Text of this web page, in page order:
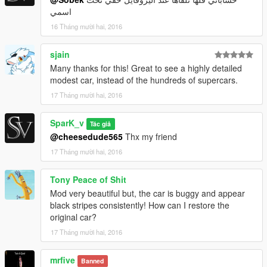
اسمي
16 Tháng mười hai, 2016
sjain
Many thanks for this! Great to see a highly detailed
modest car, instead of the hundreds of supercars.
17 Tháng mười hai, 2016
SparK_v Tác giả
@cheesedude565 Thx my friend
17 Tháng mười hai, 2016
Tony Peace of Shit
Mod very beautiful but, the car is buggy and appear
black stripes consistently! How can I restore the
original car?
17 Tháng mười hai, 2016
mrfive Banned